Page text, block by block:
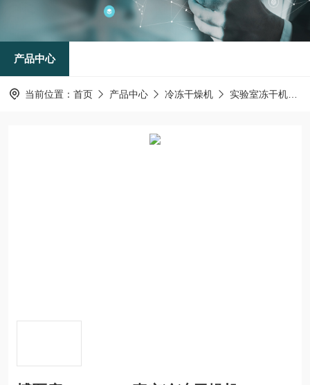
产品中心
当前位置： 首页 产品中心 冷冻干燥机 实验室冻干机